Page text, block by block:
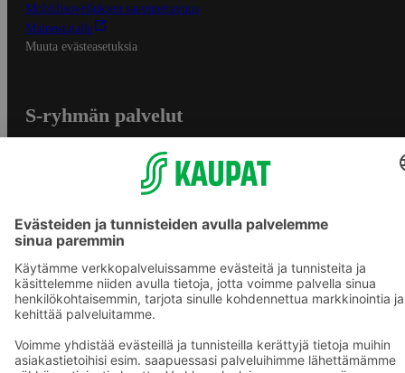
Mobiilisovelluksen saavutettavuus
Mainostajalle
Muuta evästeasetuksia
S-ryhmän palvelut
S-ostoslista -sovellus
Prisma.fi
Sokos.fi
S-Pankki
Yhteishyvä
Raflaamo